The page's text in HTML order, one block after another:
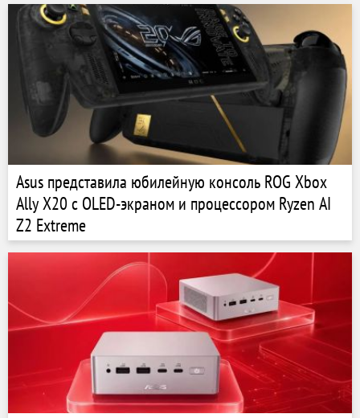
Asus представила юбилейную консоль ROG Xbox
Ally X20 с OLED-экраном и процессором Ryzen AI
Z2 Extreme